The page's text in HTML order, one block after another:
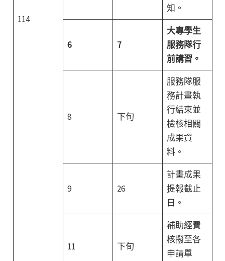
114
知。
6 7
大專學生
服務隊行
前講習。
8 下旬
服務隊服
務計畫執
行結束並
檢核相關
成果資
料。
9 26
計畫成果
提報截止
日。
11 下旬
補助經費
核撥至各
申請單